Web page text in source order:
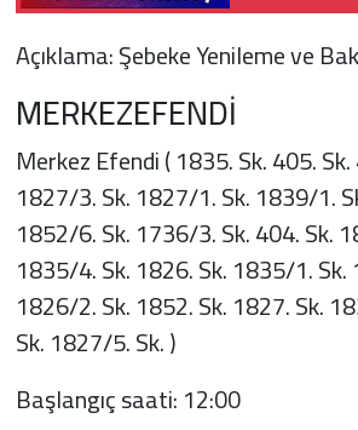
Açıklama: Şebeke Yenileme ve
MERKEZEFENDİ
Merkez Efendi ( 1835. Sk. 405.
1827/3. Sk. 1827/1. Sk. 1839/1.
1852/6. Sk. 1736/3. Sk. 404. Sk.
1835/4. Sk. 1826. Sk. 1835/1.
1826/2. Sk. 1852. Sk. 1827. Sk.
Sk. 1827/5. Sk. )
Başlangıç saati: 12:00